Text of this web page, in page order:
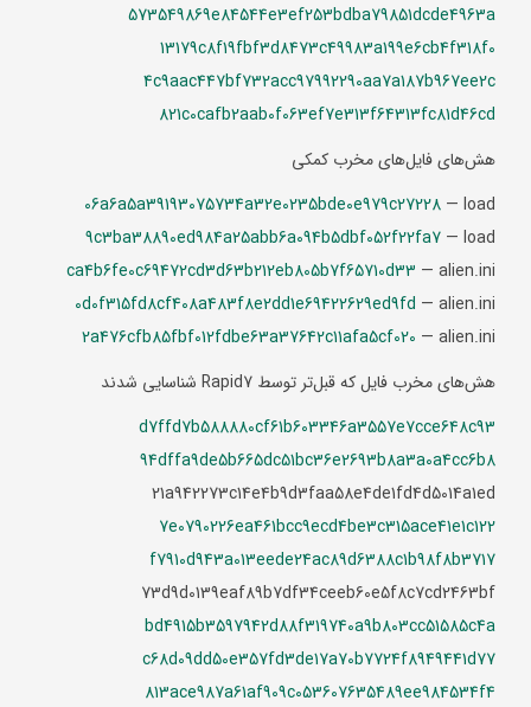
573549869e84544e3ef253bdba79851dcde4963a
13179c8f19fbf3d8473c49983a199e6cb4f318f0
4c9aac447bf732acc97992290aa7a187b967ee2c
821c0cafb2aab0f063ef7e313f64313fc81d46cd
هش‌های فایل‌های مخرب کمکی
06a6a5a39193075734a32e0235bde0e979c27228 — load
9c3ba38890ed984a25abb6a094b5dbf052f22fa7 — load
ca4b6fe0c69472cd3d63b212eb805b7f65710d33 — alien.ini
0d0f315fd8cf408a483f8e2dd1e69422629ed9fd — alien.ini
2a476cfb85fbf012fdbe63a37642c11afa5cf020 — alien.ini
هش‌های مخرب فایل که قبل‌تر توسط Rapid7 شناسایی شدند
d7ffd7b588880cf61b603346a3557e7cce648c93
94dffa9de5b665dc51bc36e2693b8a3a0a4cc6b8
21a942273c14e4b9d3faa58e4de1fd4d5014a1ed
7e0790226ea461bcc9ecd4be3c315ace41e1c122
f7910d943a013eede24ac89d6388c1b98f8b3717
73d9d0139eaf89b7df34ceeb60e5f8c7cd2463bf
bd4915b3597942d88f319740a9b803cc51585c4a
c68d09dd50e357fd3de17a70b7724f8949441d77
813ace987a61af909c053607635489ee984534f4